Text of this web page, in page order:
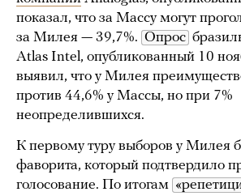
показал, что за Массу могут
за Милея — 39,7%. Опрос
Atlas Intel, опубликованный 10
выявил, что у Милея
против 44,6% у Массы, но при 7%
неопределившихся.
К первому туру выборов у Милея
фаворита, который подтвердило
голосование. По итогам